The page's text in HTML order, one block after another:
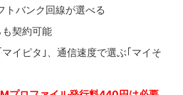
トバンク回線が選べる
契約可能
イピタ｣、通信速度で選ぶ｢マイそ